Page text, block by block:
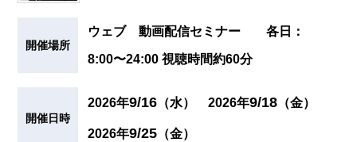
開催場所
ウェブ 動画配信セミナー 各日：
8:00〜24:00 視聴時間約60分
開催日時
2026年9/16 （水） 2026年9/18 （金）
2026年9/25 （金）